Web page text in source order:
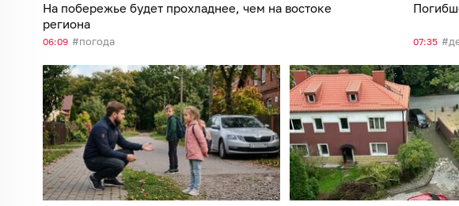
На побережье будет прохладнее, чем на востоке
региона
06:09 погода 07:35